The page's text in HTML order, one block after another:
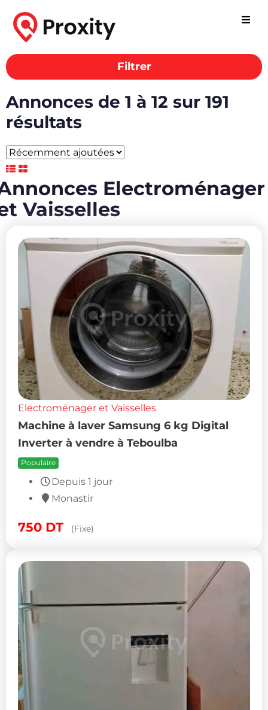
Filtrer
Annonces de 1 à 12 sur 191
résultats
Electroménager
Vaisselles
Electroménager et Vaisselles
Machine à laver Samsung 6 kg Digital
Inverter à vendre à Teboulba
Populaire
Depuis 1 jour
Monastir
750 DT (Fixe)